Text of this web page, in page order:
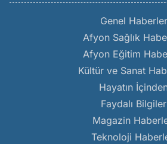
Genel Haberler
Afyon Sağlık
Afyon Eğitim
Kültür ve Sanat
Hayatın
Faydalı Bilgiler
Magazin
Teknoloji